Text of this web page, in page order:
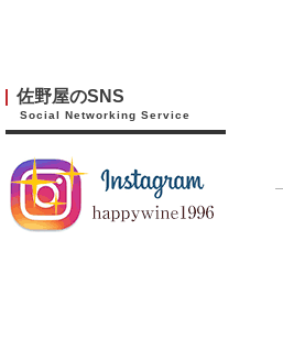
佐野屋のSNS
Social Networking Service